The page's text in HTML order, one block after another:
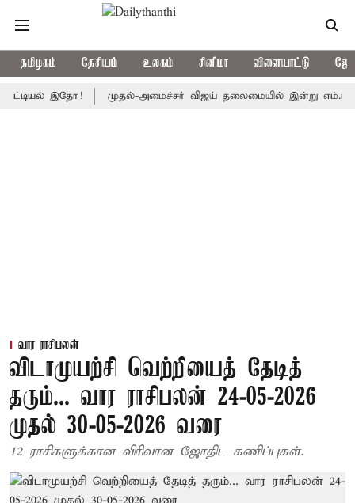
தமிழகம் தேசியம் உலகம் சினிமா விளையாட்டு
இதோ! முதல்-அமைச்சர் விஜய் தலைமையில் இன்று எம்.பி.க்கள்
வார ராசிபலன்
விடாமுயற்சி வெற்றியைத் தேடித்
தரும்... வார ராசிபலன் 24-05-2026
முதல் 30-05-2026 வரை
12 ராசிகளுக்கான விரிவான ஜோதிட கணிப்புகள்.